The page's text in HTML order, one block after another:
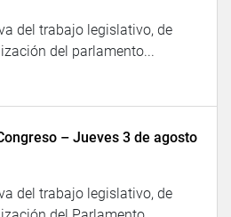
del trabajo legislativo, de
del parlamento...
– Jueves 3 de agosto
del trabajo legislativo, de